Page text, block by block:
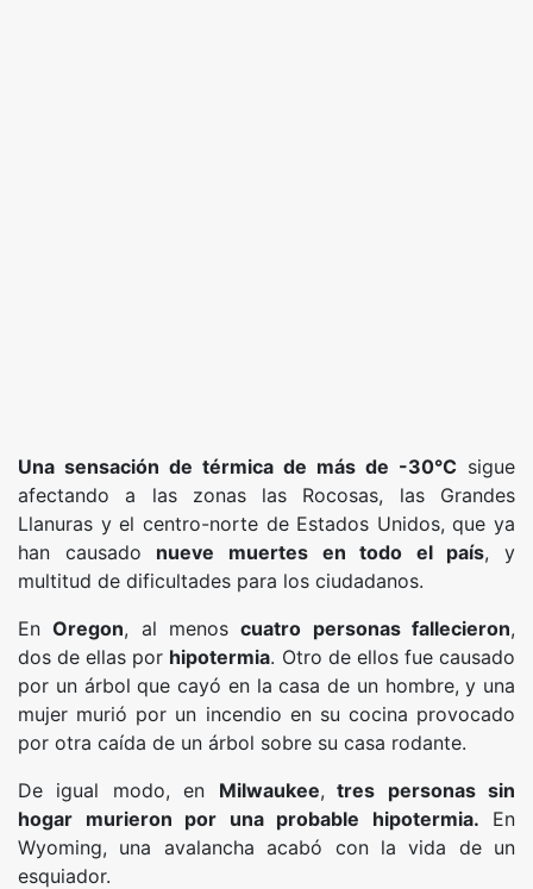
Una sensación de térmica de más de -30°C sigue
afectando a las zonas las Rocosas, las Grandes
Llanuras y el centro-norte de Estados Unidos, que ya
han causado nueve muertes en todo el país, y
multitud de dificultades para los ciudadanos.
EnOregon, al menoscuatro personas fallecieron,
dos de ellas por hipotermia. Otro de ellos fue causado
por un árbol que cayó en la casa de un hombre, y una
mujer murió por un incendio en su cocina provocado
por otra caída de un árbol sobre su casa rodante.
De igual modo, en Milwaukee, tres personas sin
hogar murieron por una probable hipotermia. En
Wyoming, una avalancha acabó con la vida de un
esquiador.